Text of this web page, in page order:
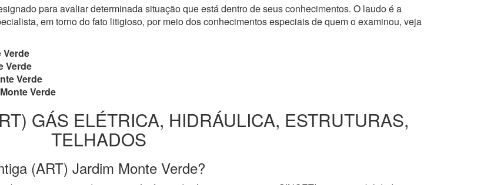
para avaliar determinada situação que está dentro de seus conhecimentos. O laudo é a
em torno do fato litigioso, por meio dos conhecimentos especiais de quem o examinou, veja
Verde
Verde
Verde
Verde
GÁS ELÉTRICA, HIDRÁULICA, ESTRUTURAS,
TELHADOS
(ART) Jardim Monte Verde?